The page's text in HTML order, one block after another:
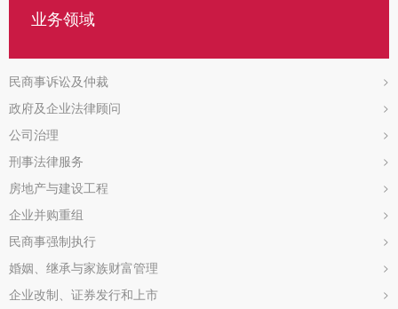
业务领域
民商事诉讼及仲裁 >
政府及企业法律顾问 >
公司治理 >
刑事法律服务 >
房地产与建设工程 >
企业并购重组 >
民商事强制执行 >
婚姻、继承与家族财富管理 >
企业改制、证券发行和上市 >